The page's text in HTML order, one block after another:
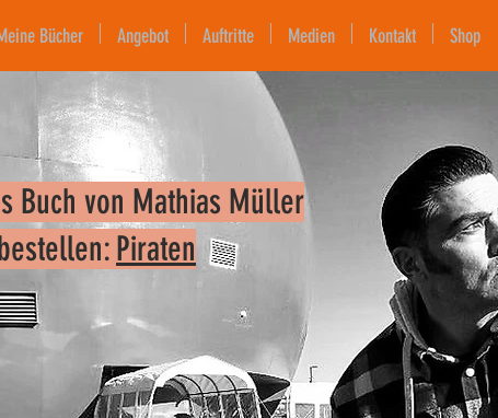
Buch von Mathias Müller
Piraten
Bücher Angebot Auftritte Medien Kontakt Shop